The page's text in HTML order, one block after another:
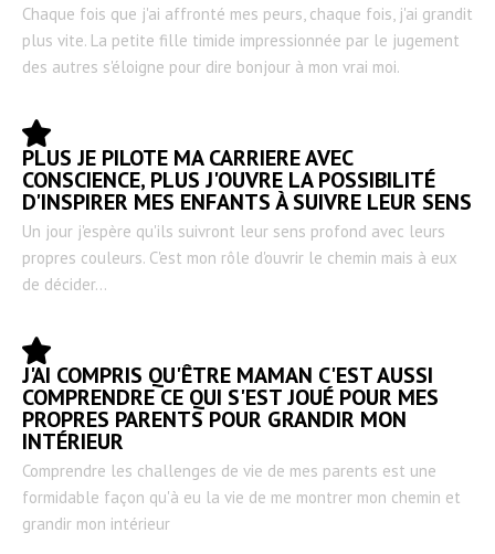
Chaque fois que j'ai affronté mes peurs, chaque fois, j'ai grandit
plus vite. La petite fille timide impressionnée par le jugement
des autres s'éloigne pour dire bonjour à mon vrai moi.
PLUS JE PILOTE MA CARRIERE AVEC
CONSCIENCE, PLUS J'OUVRE LA POSSIBILITÉ
D'INSPIRER MES ENFANTS À SUIVRE LEUR SENS
Un jour j'espère qu'ils suivront leur sens profond avec leurs
propres couleurs. C'est mon rôle d'ouvrir le chemin mais à eux
de décider...
J'AI COMPRIS QU'ÊTRE MAMAN C'EST AUSSI
COMPRENDRE CE QUI S'EST JOUÉ POUR MES
PROPRES PARENTS POUR GRANDIR MON
INTÉRIEUR
Comprendre les challenges de vie de mes parents est une
formidable façon qu'à eu la vie de me montrer mon chemin et
grandir mon intérieur